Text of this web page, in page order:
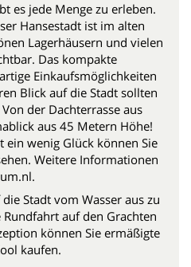
es jede Menge zu erleben.
Hansestadt ist im alten
Lagerhäusern und vielen
Das kompakte
Einkaufsmöglichkeiten
Blick auf die Stadt sollten
der Dachterrasse aus
aus 45 Metern Höhe!
wenig Glück können Sie
Weitere Informationen
Stadt vom Wasser aus zu
auf den Grachten
können Sie ermäßigte
kaufen.